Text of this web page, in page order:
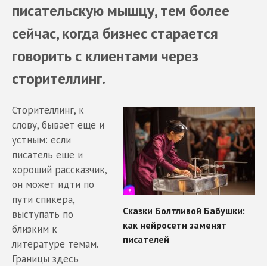
писательскую мышцу, тем более
сейчас, когда бизнес старается
говорить с клиентами через
сторителлинг.
Сторителлинг, к
слову, бывает еще и
устным: если
писатель еще и
хороший рассказчик,
он может идти по
пути спикера,
выступать по
близким к
литературе темам.
Границы здесь